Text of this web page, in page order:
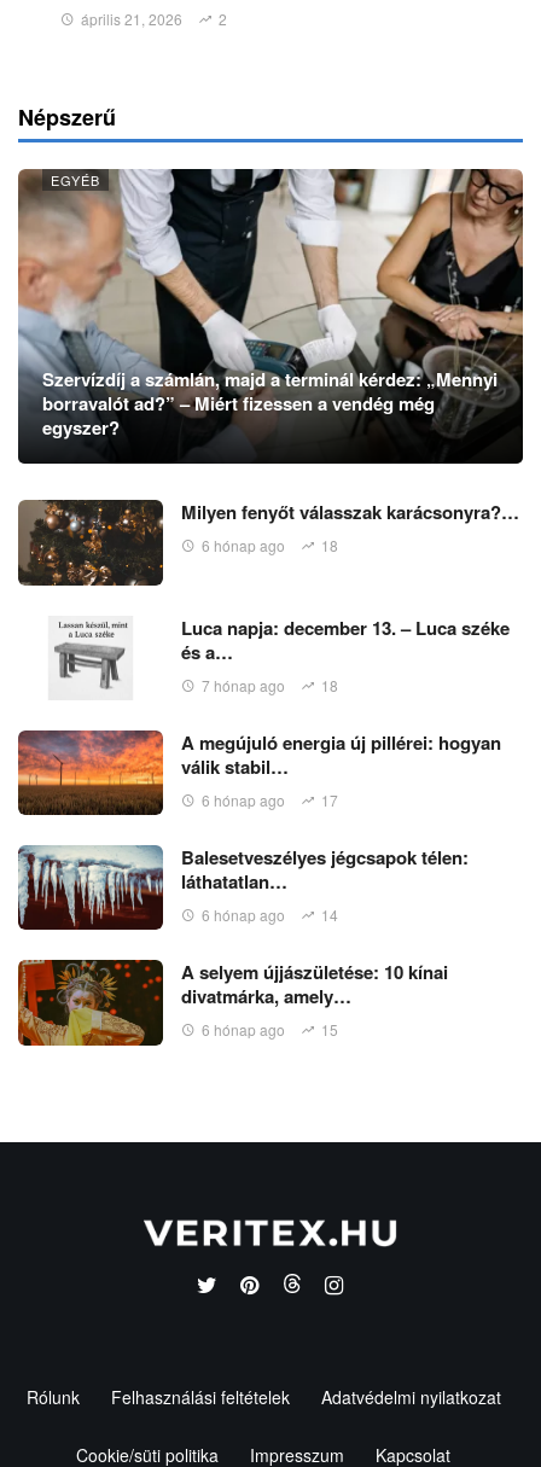
április 21, 2026 2
Népszerű
EGYÉB
Szervízdíj a számlán, majd a terminál kérdez: „Mennyi
borravalót ad?” – Miért fizessen a vendég még
egyszer?
Milyen fenyőt válasszak karácsonyra?…
6 hónap ago 18
Luca napja: december 13. – Luca széke
és a…
7 hónap ago 18
A megújuló energia új pillérei: hogyan
válik stabil…
6 hónap ago 17
Balesetveszélyes jégcsapok télen:
láthatatlan…
6 hónap ago 14
A selyem újjászületése: 10 kínai
divatmárka, amely…
6 hónap ago 15
Rólunk Felhasználási feltételek Adatvédelmi nyilatkozat
Cookie/süti politika Impresszum Kapcsolat